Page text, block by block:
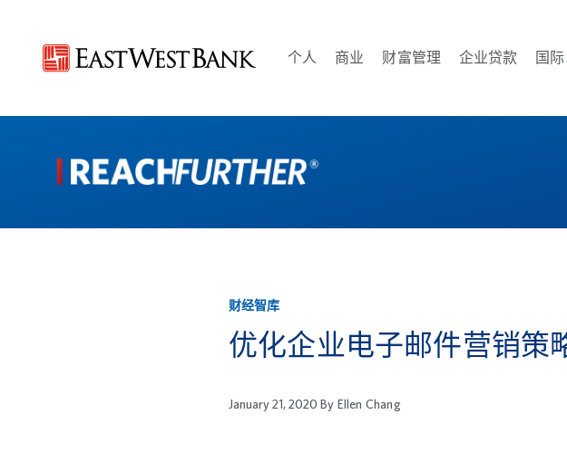
个人 Open 个人 menu
商业 Open 商业 menu
财富管理 Open 财富管理
企业贷款 Open
国际
财经智库
优化企业电子邮件营销策
January 21, 2020 By Ellen Chang